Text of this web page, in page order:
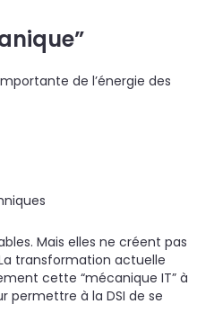
de l’énergie des
Mais elles ne créent pas
transformation actuelle
cette “mécanique IT” à
permettre à la DSI de se